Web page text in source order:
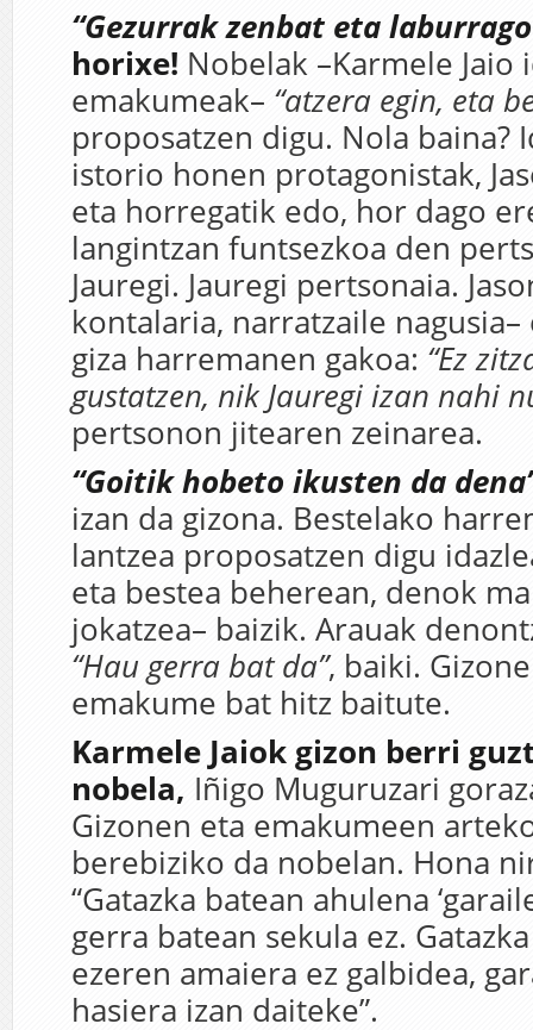
“Gezurrak zenbat eta
horixe! Nobelak –Karmele Jaio
emakumeak– “atzera egin, eta
proposatzen digu. Nola baina?
istorio honen protagonistak,
eta horregatik edo, hor dago
langintzan funtsezkoa den
Jauregi. Jauregi pertsonaia.
kontalaria, narratzaile
giza harremanen gakoa: “Ez
gustatzen, nik Jauregi izan nahi
pertsonon jitearen zeinarea.
“Goitik hobeto ikusten da
izan da gizona. Bestelako
lantzea proposatzen digu
eta bestea beherean, denok
jokatzea– baizik. Arauak
“Hau gerra bat da”, baiki.
emakume bat hitz baitute.
Karmele Jaiok gizon berri
nobela, Iñigo Muguruzari
Gizonen eta emakumeen
berebiziko da nobelan. Hona
“Gatazka batean ahulena
gerra batean sekula ez.
ezeren amaiera ez galbidea,
hasiera izan daiteke”.